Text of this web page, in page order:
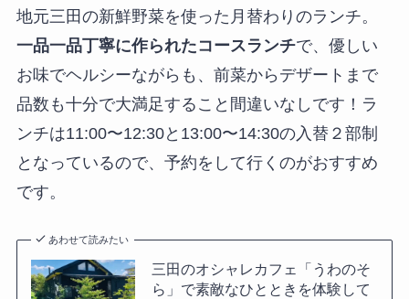
地元三田の新鮮野菜を使った月替わりのランチ。
一品一品丁寧に作られたコースランチで、優しい
お味でヘルシーながらも、前菜からデザートまで
品数も十分で大満足すること間違いなしです！ラ
ンチは11:00〜12:30と13:00〜14:30の入替２部制
となっているので、予約をして行くのがおすすめ
です。
あわせて読みたい
三田のオシャレカフェ「うわのそ
ら」で素敵なひとときを体験して